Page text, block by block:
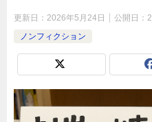
更新日： 2026年5月24日 公開日：
ノンフィクション